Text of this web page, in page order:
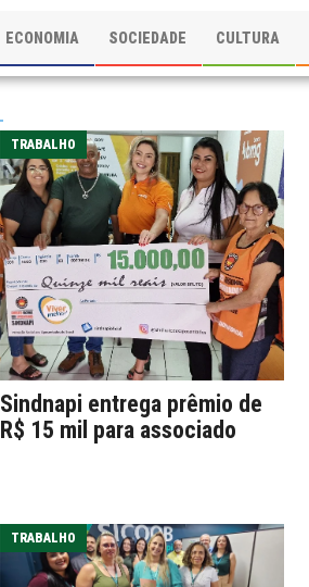
ECONOMIA SOCIEDADE CULTURA
TRABALHO
Sindnapi entrega prêmio de
R$ 15 mil para associado
TRABALHO